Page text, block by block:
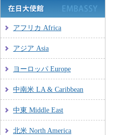
アフリカ Africa
アジア Asia
ヨーロッパ Europe
中南米 LA & Caribbean
中東 Middle East
北米 North America